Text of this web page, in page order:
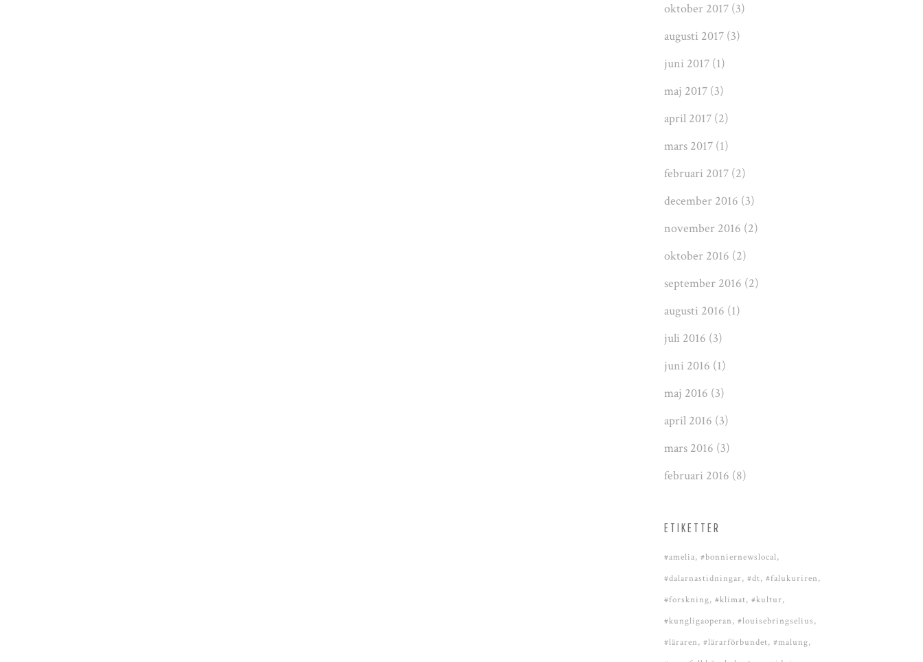
oktober 2017 (3)
augusti 2017 (3)
juni 2017 (1)
maj 2017 (3)
april 2017 (2)
mars 2017 (1)
februari 2017 (2)
december 2016 (3)
november 2016 (2)
oktober 2016 (2)
september 2016 (2)
augusti 2016 (1)
juli 2016 (3)
juni 2016 (1)
maj 2016 (3)
april 2016 (3)
mars 2016 (3)
februari 2016 (8)
ETIKETTER
#amelia #bonniernewslocal
#dalarnastidningar #dt #falukuriren
#forskning #klimat #kultur
#kungligaoperan #louisebringselius
#läraren #lärarförbundet #malung